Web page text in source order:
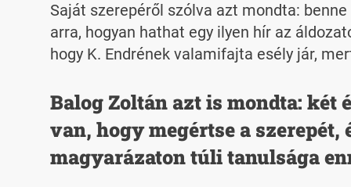
Saját szerepéről szólva azt mondta:
arra, hogyan hathat egy ilyen hír az
hogy K. Endrének valamifajta esély jár,
Balog Zoltán azt is mondta: két
van, hogy megértse a
magyarázaton túli tanulsága